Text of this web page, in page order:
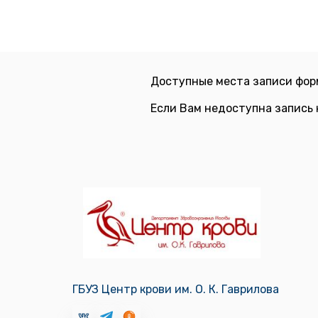
Доступные места записи
Если Вам недоступна
ГБУЗ Центр крови им. О. К. Гаврилова